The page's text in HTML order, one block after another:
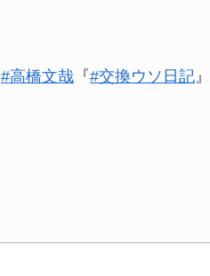
#高橋文哉 『#交換ウソ日記 』